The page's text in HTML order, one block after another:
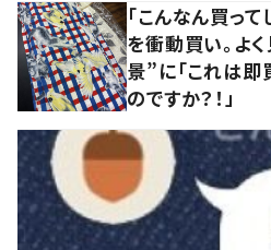
「こんなん買っ
を衝動買い。よ
景”に「これは即
のですか？！」